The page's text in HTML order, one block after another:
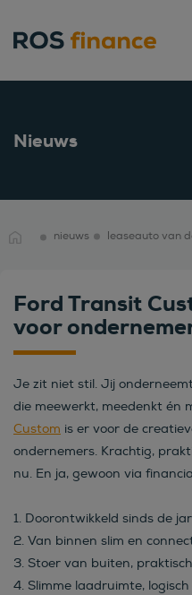
Nieuws
nieuws leaseauto van
Ford Transit
voor
Je zit niet stil. Jij
die meewerkt, meedenkt én
Custom is er voor de
ondernemers. Krachtig,
nu. En ja, gewoon via
1. Doorontwikkeld sinds de
2. Van binnen slim en
3. Stoer van buiten,
4. Slimme laadruimte, logisch